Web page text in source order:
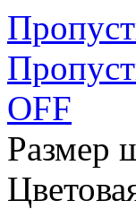
OFF
Размер